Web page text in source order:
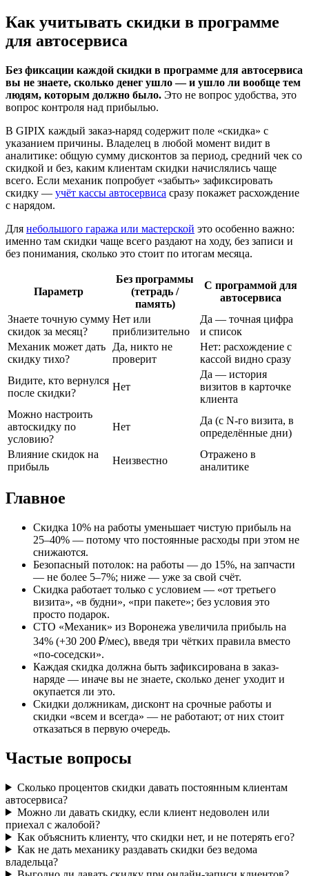
Как учитывать скидки в программе
для автосервиса
Без фиксации каждой скидки в программе для автосервиса
вы не знаете, сколько денег ушло — и ушло ли вообще тем
людям, которым должно было. Это не вопрос удобства, это
вопрос контроля над прибылью.
В GIPIX каждый заказ-наряд содержит поле «скидка» с
указанием причины. Владелец в любой момент видит в
аналитике: общую сумму дисконтов за период, средний чек со
скидкой и без, каким клиентам скидки начислялись чаще
всего. Если механик попробует «забыть» зафиксировать
скидку — учёт кассы автосервиса сразу покажет расхождение
с нарядом.
Для небольшого гаража или мастерской это особенно важно:
именно там скидки чаще всего раздают на ходу, без записи и
без понимания, сколько это стоит по итогам месяца.
Параметр
Без программы
(тетрадь /
память)
С программой для
автосервиса
Знаете точную сумму
скидок за месяц?
Нет или
приблизительно
Да — точная цифра
и список
Механик может дать
скидку тихо?
Да, никто не
проверит
Нет: расхождение с
кассой видно сразу
Видите, кто вернулся
после скидки?
Нет
Да — история
визитов в карточке
клиента
Можно настроить
автоскидку по
условию?
Нет
Да (с N-го визита, в
определённые дни)
Влияние скидок на
прибыль
Неизвестно
Отражено в
аналитике
Главное
Скидка 10% на работы уменьшает чистую прибыль на
25–40% — потому что постоянные расходы при этом не
снижаются.
Безопасный потолок: на работы — до 15%, на запчасти
— не более 5–7%; ниже — уже за свой счёт.
Скидка работает только с условием — «от третьего
визита», «в будни», «при пакете»; без условия это
просто подарок.
СТО «Механик» из Воронежа увеличила прибыль на
34% (+30 200 ₽/мес), введя три чётких правила вместо
«по-соседски».
Каждая скидка должна быть зафиксирована в заказ-
наряде — иначе вы не знаете, сколько денег уходит и
окупается ли это.
Скидки должникам, дисконт на срочные работы и
скидки «всем и всегда» — не работают; от них стоит
отказаться в первую очередь.
Частые вопросы
Сколько процентов скидки давать постоянным клиентам
автосервиса?
Можно ли давать скидку, если клиент недоволен или
приехал с жалобой?
Как объяснить клиенту, что скидки нет, и не потерять его?
Как не дать механику раздавать скидки без ведома
владельца?